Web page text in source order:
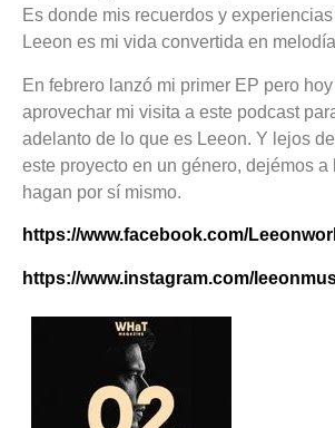
Es donde mis recuerdos y
Leeon es mi vida convertida en
En febrero lanzó mi primer EP pero
aprovechar mi visita a este podcast
adelanto de lo que es Leeon. Y lejos
este proyecto en un género, dejémos
hagan por sí mismo.
https://www.facebook.com/
https://www.instagram.com/